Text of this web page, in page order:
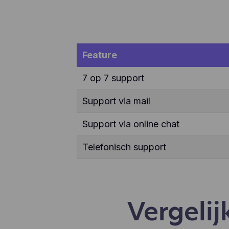
Feature
7 op 7 support
Support via mail
Support via online chat
Telefonisch support